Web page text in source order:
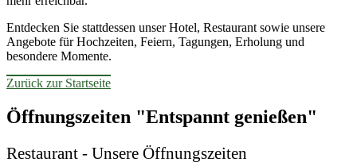
Entdecken Sie stattdessen unser Hotel, Restaurant sowie unsere
Angebote für Hochzeiten, Feiern, Tagungen, Erholung und
besondere Momente.
Zurück zur Startseite
Öffnungszeiten "Entspannt genießen"
Restaurant - Unsere Öffnungszeiten